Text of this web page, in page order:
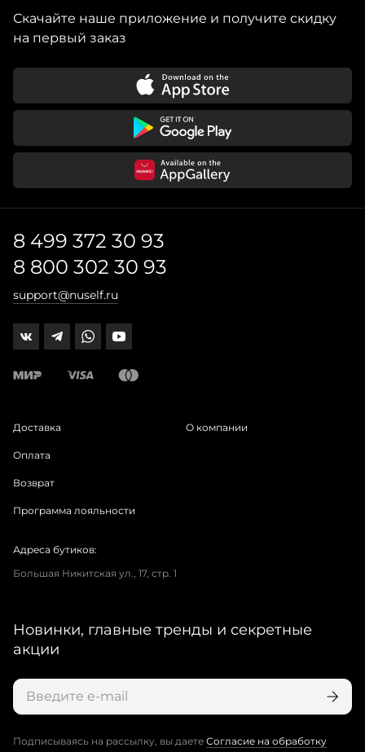
Скачайте наше приложение и получите скидку
на первый заказ
8 499 372 30 93
8 800 302 30 93
support@nuself.ru
Доставка
Оплата
Возврат
Программа лояльности
О компании
Адреса бутиков:
Большая Никитская ул., 17, стр. 1
Новинки, главные тренды и секретные
акции
Подписываясь на рассылку, вы даете Согласие на обработку